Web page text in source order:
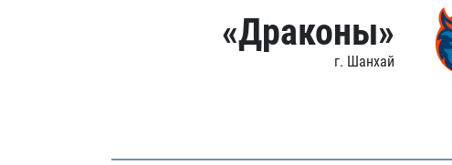
«Драконы»
г. Шанхай